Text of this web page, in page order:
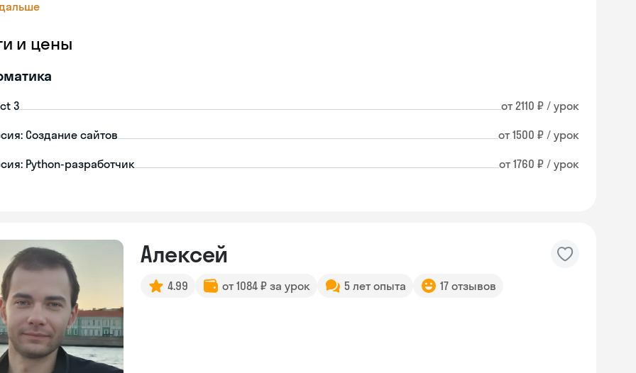
и цены
3 от 2110 ₽ / урок
Создание сайтов от 1500 ₽ / урок
Python-разработчик от 1760 ₽ / урок
Алексей
4.99 от 1084 ₽ за урок 5 лет опыта 17 отзывов